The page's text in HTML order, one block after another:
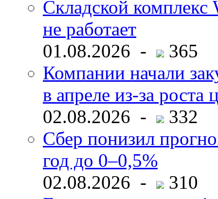
Складской комплекс
не работает
01.08.2026 -
365
Компании начали
в апреле из-за роста
02.08.2026 -
332
Сбер понизил
год до 0–0,5%
02.08.2026 -
310